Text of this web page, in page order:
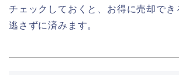
チェックしておくと、お得に売却でき
逃さずに済みます。